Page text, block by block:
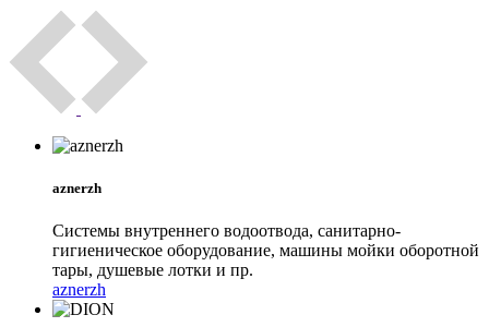
aznerzh
Системы внутреннего водоотвода, санитарно-
гигиеническое оборудование, машины мойки оборотной
тары, душевые лотки и пр.
aznerzh